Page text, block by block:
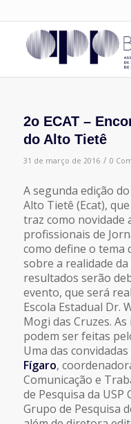
2o ECAT –
do Alto Tietê
31 de março de 2016 / 0
A segunda edição
Alto Tietê (Ecat),
traz como novidade
profissionais de
como define o tema
sobre a realidade
resultados serão
evento, que será
Escola Estadual Dr.
Mogi das Cruzes.
podem ser feitas
Uma das
Fígaro,
Comunicação e
de Pesquisa da USP
Grupo de Pesquisa